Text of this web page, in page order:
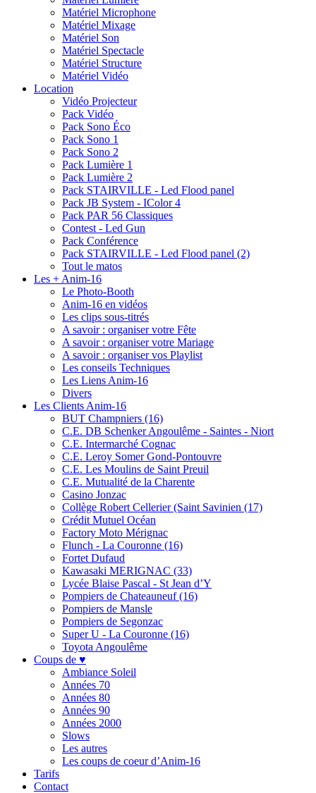
Matériel Microphone
Matériel Mixage
Matériel Son
Matériel Spectacle
Matériel Structure
Matériel Vidéo
Location
Vidéo Projecteur
Pack Vidéo
Pack Sono Éco
Pack Sono 1
Pack Sono 2
Pack Lumière 1
Pack Lumière 2
Pack STAIRVILLE - Led Flood panel
Pack JB System - IColor 4
Pack PAR 56 Classiques
Contest - Led Gun
Pack Conférence
Pack STAIRVILLE - Led Flood panel (2)
Tout le matos
Les + Anim-16
Le Photo-Booth
Anim-16 en vidéos
Les clips sous-titrés
A savoir : organiser votre Fête
A savoir : organiser votre Mariage
A savoir : organiser vos Playlist
Les conseils Techniques
Les Liens Anim-16
Divers
Les Clients Anim-16
BUT Champniers (16)
C.E. DB Schenker Angoulême - Saintes - Niort
C.E. Intermarché Cognac
C.E. Leroy Somer Gond-Pontouvre
C.E. Les Moulins de Saint Preuil
C.E. Mutualité de la Charente
Casino Jonzac
Collège Robert Cellerier (Saint Savinien (17)
Crédit Mutuel Océan
Factory Moto Mérignac
Flunch - La Couronne (16)
Fortet Dufaud
Kawasaki MERIGNAC (33)
Lycée Blaise Pascal - St Jean d’Y
Pompiers de Chateauneuf (16)
Pompiers de Mansle
Pompiers de Segonzac
Super U - La Couronne (16)
Toyota Angoulême
Coups de ♥
Ambiance Soleil
Années 70
Années 80
Années 90
Années 2000
Slows
Les autres
Les coups de coeur d’Anim-16
Tarifs
Contact